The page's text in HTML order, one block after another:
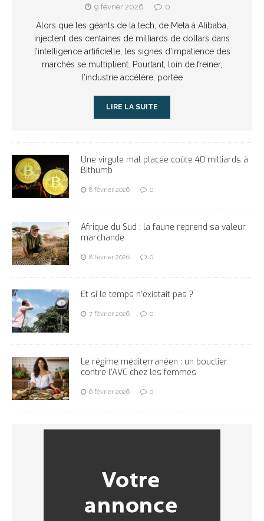
9 février 2026 0
Alors que les géants de la tech, de Meta à Alibaba,
injectent des centaines de milliards de dollars dans
l’intelligence artificielle, les signes d’impatience des
marchés se multiplient. Pourtant, loin de freiner,
l’industrie accélère, portée
LIRE LA SUITE
Une virgule mal placée coûte 40 milliards à
Bithumb
8 février 2026 0
Afrique du Sud : la faune reprend sa valeur
marchande
8 février 2026 0
Et si le temps n’existait pas ?
7 février 2026 0
Le régime méditerranéen : un bouclier
contre l’AVC chez les femmes
6 février 2026 0